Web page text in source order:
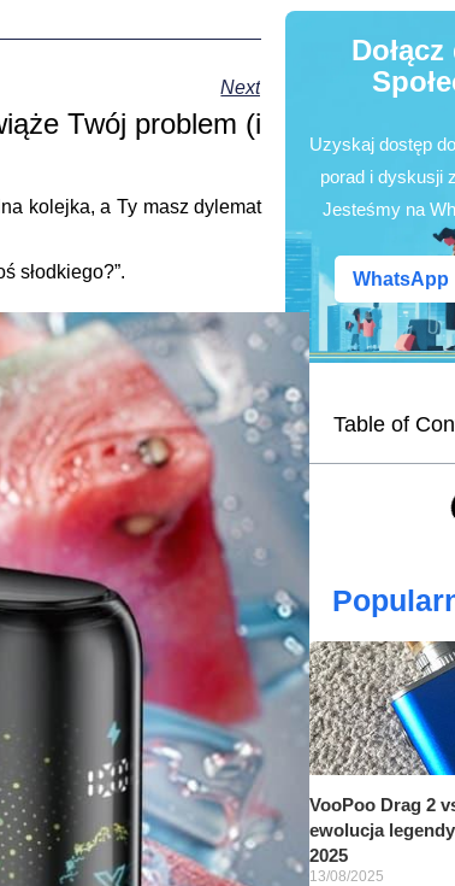
Uzyskaj dostęp
porad i dyskusji
Jesteśmy na
WhatsApp
Table of
VooPoo Drag 2
ewolucja
2025
13/08/2025
Next
Twój problem (i
kolejka, a Ty masz dylemat
słodkiego?”.